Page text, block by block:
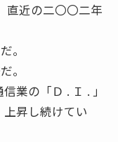
直近の二〇〇二年
。
。
業の「Ｄ . Ｉ . 」
昇し続けてい